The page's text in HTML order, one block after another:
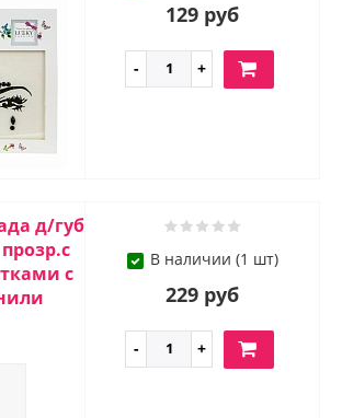
129 руб
д/губ
с
В наличии (1 шт)
229 руб